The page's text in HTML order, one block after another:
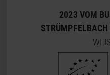
2023 VOM